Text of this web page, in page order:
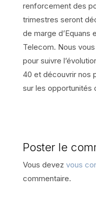
renforcement des
trimestres seront
de marge d’Equans
Telecom. Nous
pour suivre
40 et découvrir nos
sur les opportunités
Poster le
Vous devez vous
commentaire.